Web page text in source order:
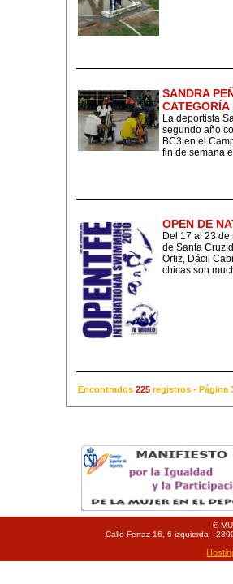
SANDRA
CATEGORÍA
La deportista
segundo año
BC3 en el
fin de semana
OPEN DE
Del 17 al 23
de Santa Cruz
Ortiz, Dácil
chicas son
Encontrados 225 registros -
©
Calle Ferraz 16, 6 izquierda -